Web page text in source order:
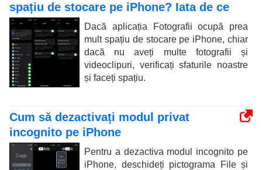
spațiu de stocare pe iPhone? Iata de ce
Dacă aplicația Fotografii ocupă prea
mult spațiu de stocare pe iPhone, chiar
dacă nu aveți multe fotografii și
videoclipuri, verificați sfaturile noastre
și faceți spațiu.
Cum să dezactivați modul privat
incognito pe iPhone
Pentru a dezactiva modul incognito pe
iPhone, deschideți pictograma File și